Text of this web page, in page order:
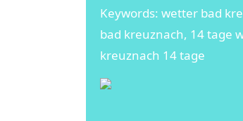
Keywords: wetter bad
bad kreuznach, 14 tage
kreuznach 14 tage